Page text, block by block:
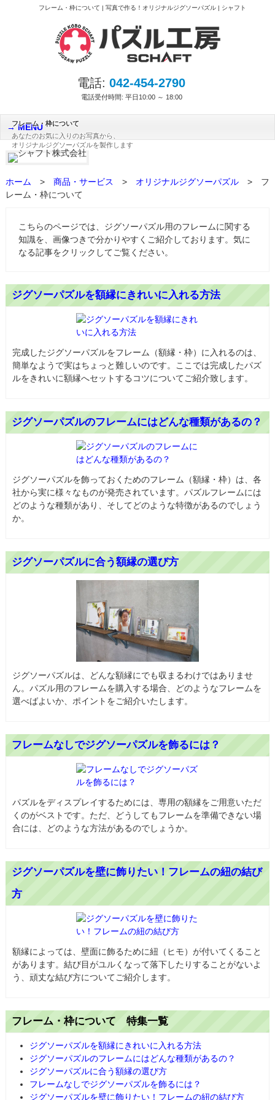
フレーム・枠について | 写真で作る！オリジナルジグソーパズル | シャフト
電話: 042-454-2790
電話受付時間: 平日10:00 ～ 18:00
MENU
フレーム・枠について
あなたのお気に入りのお写真から、
オリジナルジグソーパズルを製作します
ホーム > 商品・サービス > オリジナルジグソーパズル >
フ
レーム・枠について
こちらのページでは、ジグソーパズル用のフレームに関する
知識を、画像つきで分かりやすくご紹介しております。気に
なる記事をクリックしてご覧ください。
ジグソーパズルを額縁にきれいに入れる方法
完成したジグソーパズルをフレーム（額縁・枠）に入れるのは、
簡単なようで実はちょっと難しいのです。ここでは完成したパズ
ルをきれいに額縁へセットするコツについてご紹介致します。
ジグソーパズルのフレームにはどんな種類があるの？
ジグソーパズルを飾っておくためのフレーム（額縁・枠）は、各
社から実に様々なものが発売されています。パズルフレームには
どのような種類があり、そしてどのような特徴があるのでしょう
か。
ジグソーパズルに合う額縁の選び方
ジグソーパズルは、どんな額縁にでも収まるわけではありませ
ん。パズル用のフレームを購入する場合、どのようなフレームを
選べばよいか、ポイントをご紹介いたします。
フレームなしでジグソーパズルを飾るには？
パズルをディスプレイするためには、専用の額縁をご用意いただ
くのがベストです。ただ、どうしてもフレームを準備できない場
合には、どのような方法があるのでしょうか。
ジグソーパズルを壁に飾りたい！フレームの紐の結び
方
額縁によっては、壁面に飾るために紐（ヒモ）が付いてくること
があります。結び目がユルくなって落下したりすることがないよ
う、頑丈な結び方についてご紹介します。
フレーム・枠について 特集一覧
ジグソーパズルを額縁にきれいに入れる方法
ジグソーパズルのフレームにはどんな種類があるの？
ジグソーパズルに合う額縁の選び方
フレームなしでジグソーパズルを飾るには？
ジグソーパズルを壁に飾りたい！フレームの紐の結び方